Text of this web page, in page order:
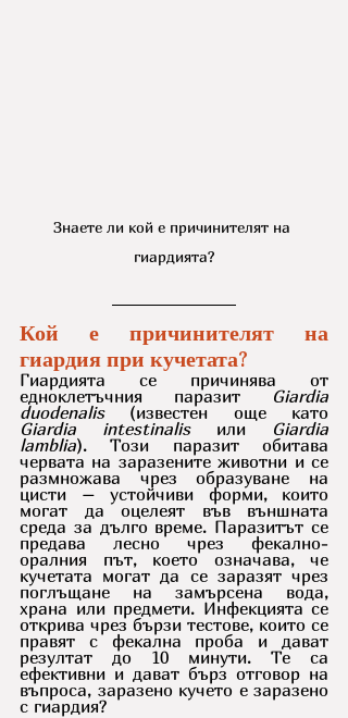
Знаете ли кой е причинителят на
гиардията?
Кой е причинителят на
гиардия при кучетата?
Гиардията се причинява от
едноклетъчния паразит Giardia
duodenalis
Giardia intestinalis или Giardia
lamblia). Този паразит обитава
червата на заразените животни и се
размножава чрез образуване на
цисти – устойчиви форми, които
могат да оцелеят във външната
среда за дълго време. Паразитът се
предава лесно чрез фекално-
оралния път, което означава, че
кучетата могат да се заразят чрез
поглъщане на замърсена вода,
храна или предмети. Инфекцията се
открива чрез бързи тестове, които се
правят с фекална проба и дават
резултат до 10 минути. Те са
ефективни и дават бърз отговор на
въпроса, заразено кучето е заразено
с гиардия?